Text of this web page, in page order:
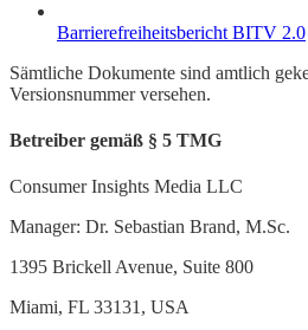
Barrierefreiheitsbericht BITV 2.0
Sämtliche Dokumente sind amtlich
Versionsnummer versehen.
Betreiber gemäß § 5 TMG
Consumer Insights Media LLC
Manager: Dr. Sebastian Brand, M.Sc.
1395 Brickell Avenue, Suite 800
Miami, FL 33131, USA